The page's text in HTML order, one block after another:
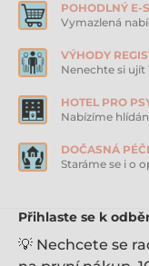
Jako dřevo...
vyroben celý ze
kompozitního
odolného plastu a
přednosti dřeva a
snadný na údržbu
náhodou pejsek
eco-friendly.
- Psi jsou
trochu
jednoduše, ať se
POHODLNÝ E-
Vymazlená
VÝHODY
Nenechte si ujít
HOTEL PRO
Nabízíme
DOČASNÁ
Staráme se i o
Přihlaste se k
💡 Nechcete se